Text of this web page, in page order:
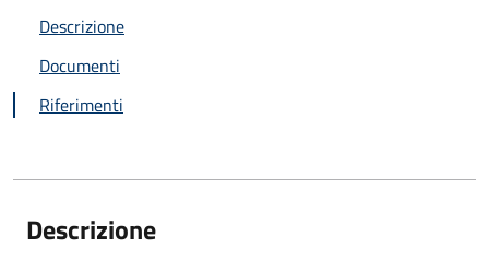
Descrizione
Documenti
Riferimenti
Descrizione